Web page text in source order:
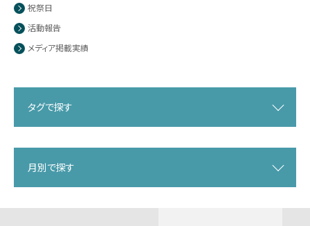
祝祭日
活動報告
メディア掲載実績
タグで探す
月別で探す